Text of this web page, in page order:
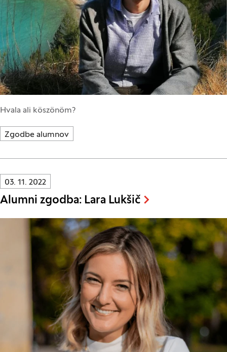
Hvala ali köszönöm?
Zgodbe alumnov
Innovatif\Page\NewsListPage.DATE_A11Y:
03. 11. 2022
Alumni zgodba: Lara Lukšič